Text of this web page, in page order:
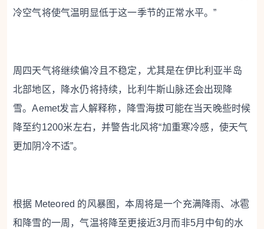
冷空气将使气温明显低于这一季节的正常水平。”
周四天气将继续偏冷且不稳定，尤其是在伊比利亚半岛
北部地区，降水仍将持续，比利牛斯山脉还会出现降
雪。Aemet发言人解释称，降雪海拔可能在当天晚些时候
降至约1200米左右，并警告北风将“加重寒冷感，使天气
更加阴冷不适”。
根据 Meteored 的风暴图，本周将是一个充满降雨、冰雹
和降雪的一周，气温将降至更接近3月而非5月中旬的水